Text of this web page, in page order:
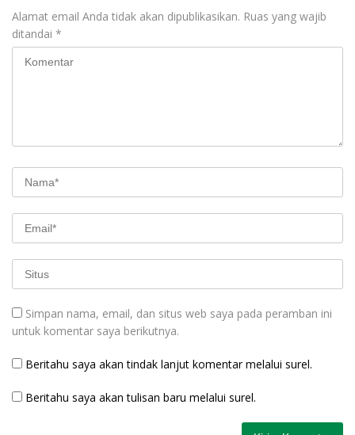
Alamat email Anda tidak akan dipublikasikan. Ruas yang wajib
ditandai *
Simpan nama, email, dan situs web saya pada peramban ini
untuk komentar saya berikutnya.
Beritahu saya akan tindak lanjut komentar melalui surel.
Beritahu saya akan tulisan baru melalui surel.